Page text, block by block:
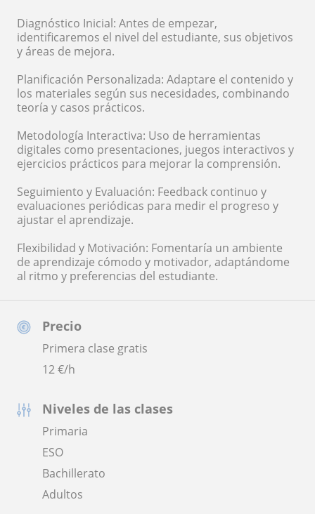
Precio
Primera clase gratis
12€/h
Niveles de las clases
Primaria
ESO
Bachillerato
Adultos
Diagnóstico Inicial: Antes de empezar,
identificaremos el nivel del estudiante, sus objetivos
y áreas de mejora.
Planificación Personalizada: Adaptare el contenido y
los materiales según sus necesidades, combinando
teoría y casos prácticos.
Metodología Interactiva: Uso de herramientas
digitales como presentaciones, juegos interactivos y
ejercicios prácticos para mejorar la comprensión.
Seguimiento y Evaluación: Feedback continuo y
evaluaciones periódicas para medir el progreso y
ajustar el aprendizaje.
Flexibilidad y Motivación: Fomentaría un ambiente
de aprendizaje cómodo y motivador, adaptándome
al ritmo y preferencias del estudiante.